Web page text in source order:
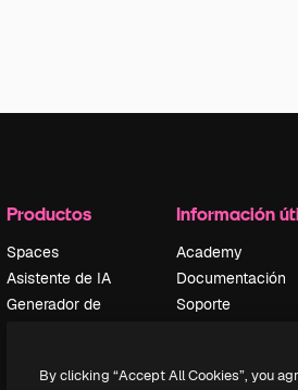
Productos
Spaces
Asistente de IA
Generador de
vídeos
Información
Academy
Documentación
Soporte
privacidad
By clicking “Accept All Cookies”, you